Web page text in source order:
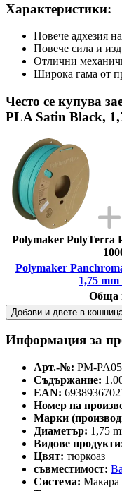
Характеристики:
Повече адхезия
Повече сила и
Отлични
Широка гама от
Често се купува
PLA Satin Black,
Polymaker PolyTerra
Polymaker
1,75 mm
Обща
Добави и двете в
Информация за
Арт.-№: PM-
Съдържание:
EAN:
Номер на
Марки
Диаметър: 1,75
Видове
Цвят: тюркоаз
съвместимост:
Система: Макара